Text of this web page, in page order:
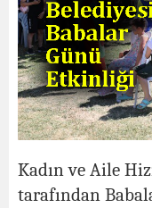
Kadın ve Aile
tarafından